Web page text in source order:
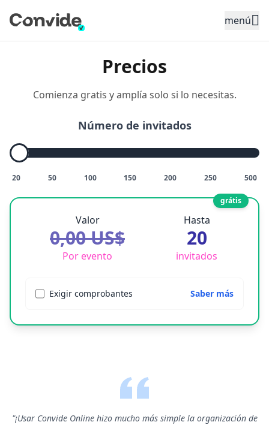
menú
Precios
Comienza gratis y amplía solo si lo necesitas.
Número de invitados
20 50 100 150 200 250 500
grátis
Valor
0,00 US$
Por evento
Hasta
20
invitados
Exigir comprobantes Saber más
"¡Usar Convide Online hizo mucho más simple la organización de